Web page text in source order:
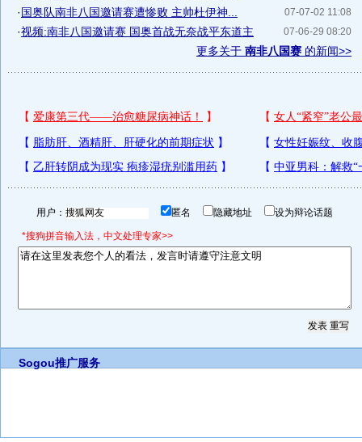
07-07-02 11:08
·国奥队南非八国邀请赛遭惨败 主帅杜伊神...
07-06-29 08:20
·视频:南非八国邀请赛 国奥首战无奈战平东道主
更多关于 南非八国赛 的新闻>>
用户： 匿名 隐藏地址 设为辩论话题
*搜狗拼音输入法，中文处理专家>>
Sogou推广服务